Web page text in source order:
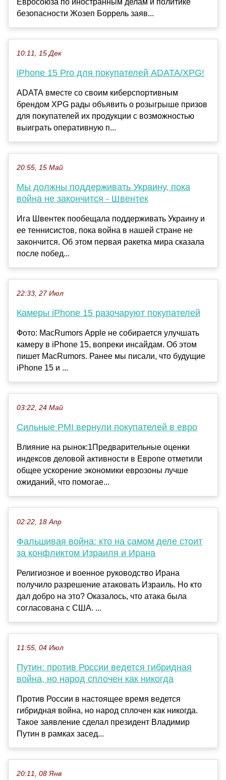
Евросоюза по иностранным делам и политике
безопасности Жозеп Боррель заяв...
10:11, 15 Дек
iPhone 15 Pro для покупателей ADATA/XPG!
ADATA вместе со своим киберспортивным
брендом XPG рады объявить о розыгрыше призов
для покупателей их продукции с возможностью
выиграть оперативную п...
20:55, 15 Май
Мы должны поддерживать Украину, пока
война не закончится - Швентек
Ига Швентек пообещала поддерживать Украину и
ее теннисистов, пока война в нашей стране не
закончится. Об этом первая ракетка мира сказала
после побед...
22:33, 27 Июл
Камеры iPhone 15 разочаруют покупателей
Фото: MacRumors Apple не собирается улучшать
камеру в iPhone 15, вопреки инсайдам. Об этом
пишет MacRumors. Ранее мы писали, что будущие
iPhone 15 и ...
03:22, 24 Май
Сильные PMI вернули покупателей в евро
Влияние на рынок:1Предварительные оценки
индексов деловой активности в Европе отметили
общее ускорение экономики еврозоны лучше
ожиданий, что помогае...
02:22, 18 Апр
Фальшивая война: кто на самом деле стоит
за конфликтом Израиля и Ирана
Религиозное и военное руководство Ирана
получило разрешение атаковать Израиль. Но кто
дал добро на это? Оказалось, что атака была
согласована с США. ...
11:55, 04 Июл
Путин: против России ведется гибридная
война, но народ сплочен как никогда
Против России в настоящее время ведется
гибридная война, но народ сплочен как никогда.
Такое заявление сделал президент Владимир
Путин в рамках засед...
20:11, 08 Янв